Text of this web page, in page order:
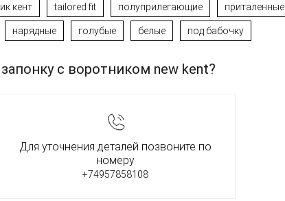
кент tailored fit полуприлегающие приталенные
нарядные голубые белые под бабочку
с воротником new kent?
Для уточнения деталей позвоните по
номеру
+74957858108